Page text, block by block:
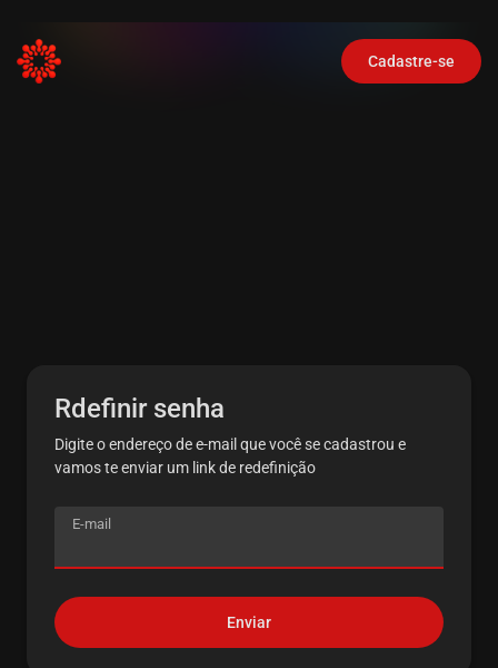
Cadastre-se
Rdefinir senha
Digite o endereço de e-mail que você se cadastrou e
vamos te enviar um link de redefinição
E-mail
Enviar